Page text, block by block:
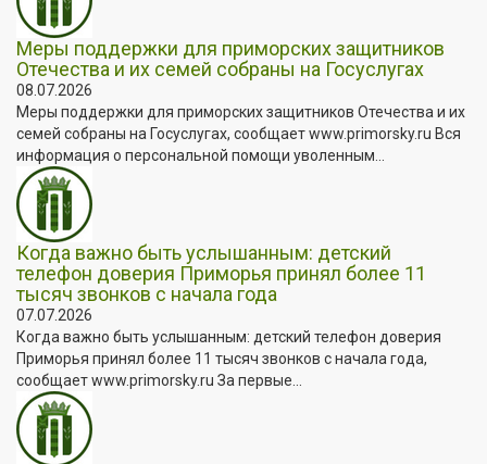
Меры поддержки для приморских защитников
Отечества и их семей собраны на Госуслугах
08.07.2026
Меры поддержки для приморских защитников Отечества и их
семей собраны на Госуслугах, сообщает www.primorsky.ru Вся
информация о персональной помощи уволенным...
Когда важно быть услышанным: детский
телефон доверия Приморья принял более 11
тысяч звонков с начала года
07.07.2026
Когда важно быть услышанным: детский телефон доверия
Приморья принял более 11 тысяч звонков с начала года,
сообщает www.primorsky.ru За первые...